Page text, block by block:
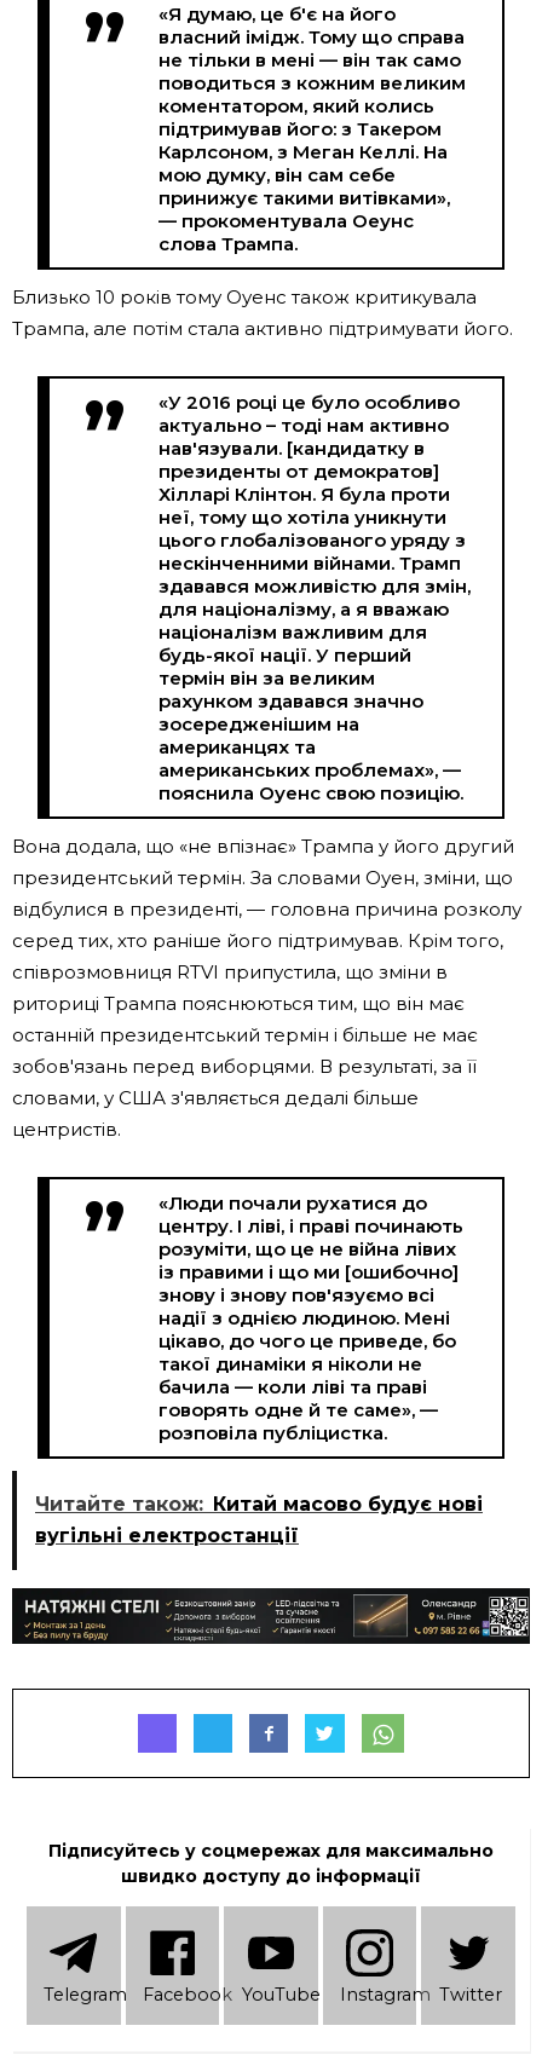
«Я думаю, це б'є на його
власний імідж. Тому що справа
не тільки в мені — він так само
поводиться з кожним великим
коментатором, який колись
підтримував його: з Такером
Карлсоном, з Меган Келлі. На
мою думку, він сам себе
принижує такими витівками»,
— прокоментувала Оеунс
слова Трампа.
Близько 10 років тому Оуенс також критикувала
Трампа, але потім стала активно підтримувати його.
«У 2016 році це було особливо
актуально – тоді нам активно
нав'язували. [кандидатку в
президенты от демократов]
Хілларі Клінтон. Я була проти
неї, тому що хотіла уникнути
цього глобалізованого уряду з
нескінченними війнами. Трамп
здавався можливістю для змін,
для націоналізму, а я вважаю
націоналізм важливим для
будь-якої нації. У перший
термін він за великим
рахунком здавався значно
зосередженішим на
американцях та
американських проблемах», —
пояснила Оуенс свою позицію.
Вона додала, що «не впізнає» Трампа у його другий
президентський термін. За словами Оуен, зміни, що
відбулися в президенті, — головна причина розколу
серед тих, хто раніше його підтримував. Крім того,
співрозмовниця RTVI припустила, що зміни в
риториці Трампа пояснюються тим, що він має
останній президентський термін і більше не має
зобов'язань перед виборцями. В результаті, за її
словами, у США з'являється дедалі більше
центристів.
«Люди почали рухатися до
центру. І ліві, і праві починають
розуміти, що це не війна лівих
із правими і що ми [ошибочно]
знову і знову пов'язуємо всі
надії з однією людиною. Мені
цікаво, до чого це приведе, бо
такої динаміки я ніколи не
бачила — коли ліві та праві
говорять одне й те саме», —
розповіла публіцистка.
Читайте також: Китай масово будує нові
вугільні електростанції
Підписуйтесь у соцмережах для максимально
швидко доступу до інформації
Telеgram Facebook YouTube Instagram Twitter